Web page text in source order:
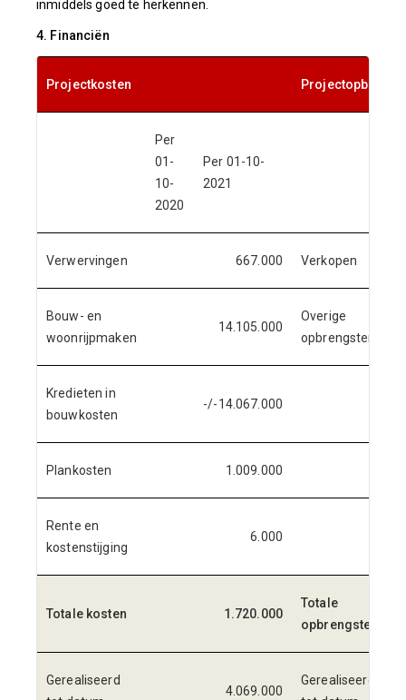
inmiddels goed te herkennen.
4. Financiën
Projectkosten
Per
01-
10-
2020
Per 01-10-
2021
Verwervingen 667.000 Verkopen
Bouw- en
woonrijpmaken
14.105.000
Overige
opbrengsten
Kredieten in
bouwkosten
-/-14.067.000
Plankosten 1.009.000
Rente en
kostenstijging
6.000
Totale kosten 1.720.000
Totale
opbrengsten
Gerealiseerd
4.069.000
Gerealiseerd